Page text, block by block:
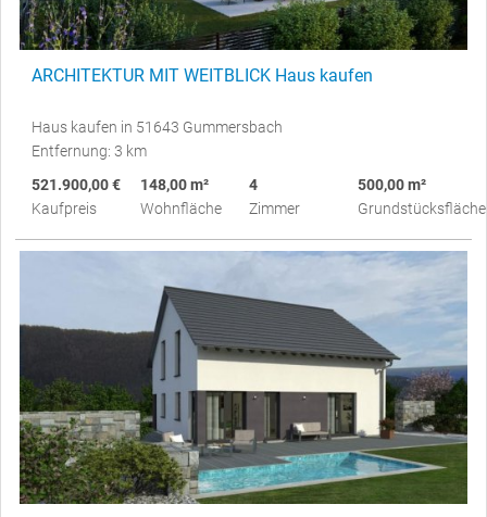
ARCHITEKTUR MIT WEITBLICK Haus kaufen
Haus kaufen in 51643 Gummersbach
Entfernung: 3 km
521.900,00 €
Kaufpreis
148,00 m²
Wohnfläche
4
Zimmer
500,00 m²
Grundstücksfläche